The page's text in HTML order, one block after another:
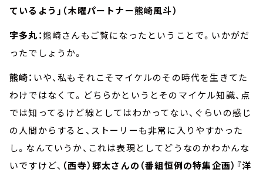
ているよう」（木曜パートナー熊崎風斗）
宇多丸：熊崎さんもご覧になったということで。いかがだ
ったでしょうか。
熊崎： いや、私もそれこそマイケルのその時代を生きてた
わけではなくて。どちらかというとそのマイケル知識、点
では知ってるけど線としてはわかってない、ぐらいの感じ
の人間からすると、ストーリーも非常に入りやすかった
し。なんていうか、これは表現としてどうなのかわかんな
いですけど、 （西寺）郷太さんの（番組恒例の特集企画）『洋